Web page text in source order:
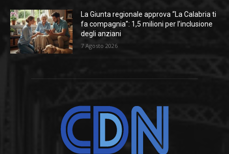
La Giunta regionale approva “La Calabria ti
fa compagnia”: 1,5 milioni per l’inclusione
degli anziani
7 Agosto 2026